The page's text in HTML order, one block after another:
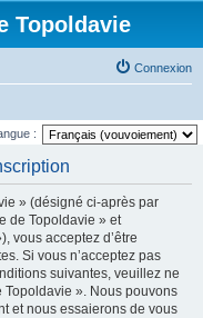
Topoldavie
Connexion
:
» (désigné ci-après par
de Topoldavie » et
vous acceptez d’être
Si vous n’acceptez pas
suivantes, veuillez ne
Topoldavie ». Nous pouvons
et nous essaierons de vous